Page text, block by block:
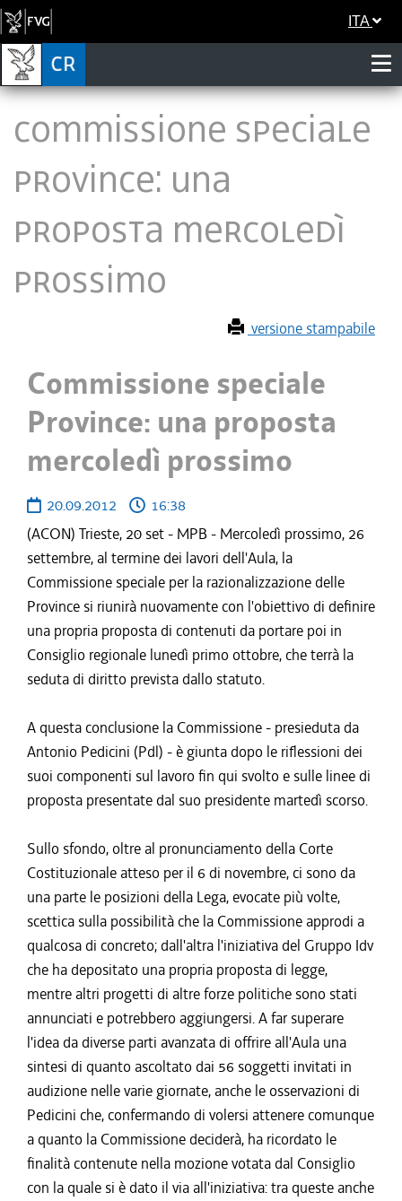
ITA
Commissione speciale
Province: una
proposta mercoledì
prossimo
versione stampabile
Commissione speciale
Province: una proposta
mercoledì prossimo
20.09.2012
16:38
(ACON) Trieste, 20 set - MPB - Mercoledì prossimo, 26
settembre, al termine dei lavori dell'Aula, la
Commissione speciale per la razionalizzazione delle
Province si riunirà nuovamente con l'obiettivo di definire
una propria proposta di contenuti da portare poi in
Consiglio regionale lunedì primo ottobre, che terrà la
seduta di diritto prevista dallo statuto.
A questa conclusione la Commissione - presieduta da
Antonio Pedicini (Pdl) - è giunta dopo le riflessioni dei
suoi componenti sul lavoro fin qui svolto e sulle linee di
proposta presentate dal suo presidente martedì scorso.
Sullo sfondo, oltre al pronunciamento della Corte
Costituzionale atteso per il 6 di novembre, ci sono da
una parte le posizioni della Lega, evocate più volte,
scettica sulla possibilità che la Commissione approdi a
qualcosa di concreto; dall'altra l'iniziativa del Gruppo Idv
che ha depositato una propria proposta di legge,
mentre altri progetti di altre forze politiche sono stati
annunciati e potrebbero aggiungersi. A far superare
l'idea da diverse parti avanzata di offrire all'Aula una
sintesi di quanto ascoltato dai 56 soggetti invitati in
audizione nelle varie giornate, anche le osservazioni di
Pedicini che, confermando di volersi attenere comunque
a quanto la Commissione deciderà, ha ricordato le
finalità contenute nella mozione votata dal Consiglio
con la quale si è dato il via all'iniziativa: tra queste anche